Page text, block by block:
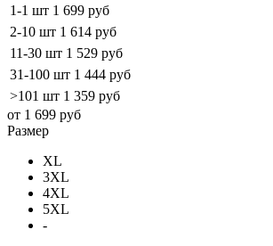
1-1 шт 1 699 руб
2-10 шт 1 614 руб
11-30 шт 1 529 руб
31-100 шт 1 444 руб
>101 шт 1 359 руб
от 1 699 руб
Размер
XL
3XL
4XL
5XL
-